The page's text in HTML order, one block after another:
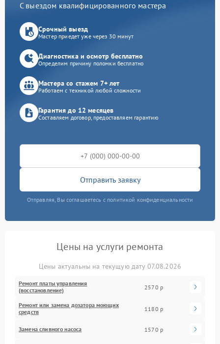
С выездом квалифицированного мастера
Срочный выезд
Мастер приедет уже через 30 минут
Диагностика и осмотр бесплатно
Определим причину поломки бесплатно
Мастера со стажем 7+ лет
Работаем с техникой любой сложности
Гарантия до 12 месяцев
Составляем договор, предоставляем гарантию
Отправить заявку
Отправляя, Вы соглашаетесь с политикой конфиденциальности
Цены на услуги ремонта
Цены актуальны на текущую дату 07.08.2026
Ремонт платы управления
(восстановление)
2570 р
Ремонт или замена дозатора моющих
средств
1180 р
Замена сливного насоса 1570 р